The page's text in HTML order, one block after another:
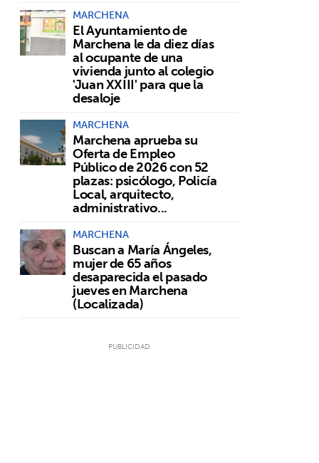
MARCHENA
El Ayuntamiento de
Marchena le da diez días
al ocupante de una
vivienda junto al colegio
'Juan XXIII' para que la
desaloje
MARCHENA
Marchena aprueba su
Oferta de Empleo
Público de 2026 con 52
plazas: psicólogo, Policía
Local, arquitecto,
administrativo...
MARCHENA
Buscan a María Ángeles,
mujer de 65 años
desaparecida el pasado
jueves en Marchena
(Localizada)